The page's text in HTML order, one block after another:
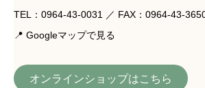
TEL：0964-43-0031 ／ FAX：0964-43-
📍 Googleマップで見る
オンラインショップはこちら